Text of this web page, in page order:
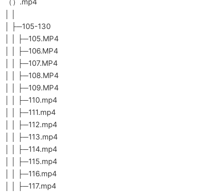
│ ├─105-130
│ │ ├─105.MP4
│ │ ├─106.MP4
│ │ ├─107.MP4
│ │ ├─108.MP4
│ │ ├─109.MP4
│ │ ├─110.mp4
│ │ ├─111.mp4
│ │ ├─112.mp4
│ │ ├─113.mp4
│ │ ├─114.mp4
│ │ ├─115.mp4
│ │ ├─116.mp4
│ │ ├─117.mp4